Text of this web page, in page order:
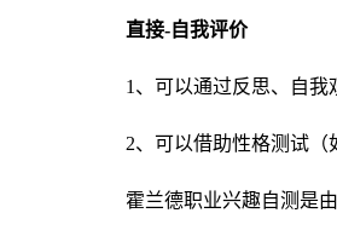
直接-自我评价
1、可以通过反思、自我
2、可以借助性格测试
霍兰德职业兴趣自测是